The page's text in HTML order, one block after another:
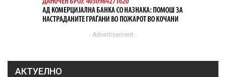
- Advertisement -
АКТУЕЛНО